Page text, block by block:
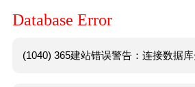
Database Error
(1040) 365建站错误警告：连接数据